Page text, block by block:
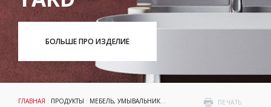
БОЛЬШЕ ПРО ИЗДЕЛИЕ
ПЕЧАТЬ
ГЛАВНАЯ : ПРОДУКТЫ : МЕБЕЛЬ, УМЫВАЛЬНИКИ И ТУАЛЕТЫ :УМЫВАЛЬНИКИ